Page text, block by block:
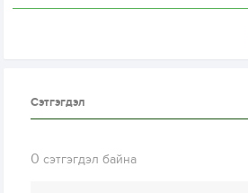
Сэтгэгдэл
0 сэтгэгдэл байна